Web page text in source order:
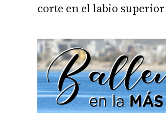
corte en el labio